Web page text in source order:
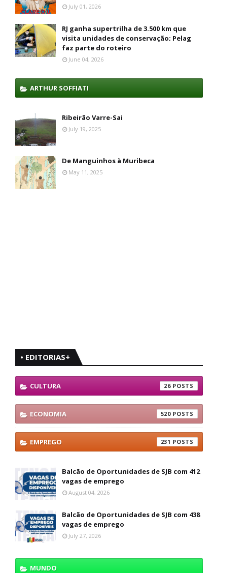
July 01, 2026
RJ ganha supertrilha de 3.500 km que
visita unidades de conservação; Pelag
faz parte do roteiro
June 04, 2026
ARTHUR SOFFIATI
Ribeirão Varre-Sai
July 19, 2025
De Manguinhos à Muribeca
May 11, 2025
• EDITORIAS+
CULTURA 26
ECONOMIA 520
EMPREGO 231
Balcão de Oportunidades de SJB com 412
vagas de emprego
August 04, 2026
Balcão de Oportunidades de SJB com 438
vagas de emprego
July 27, 2026
MUNDO